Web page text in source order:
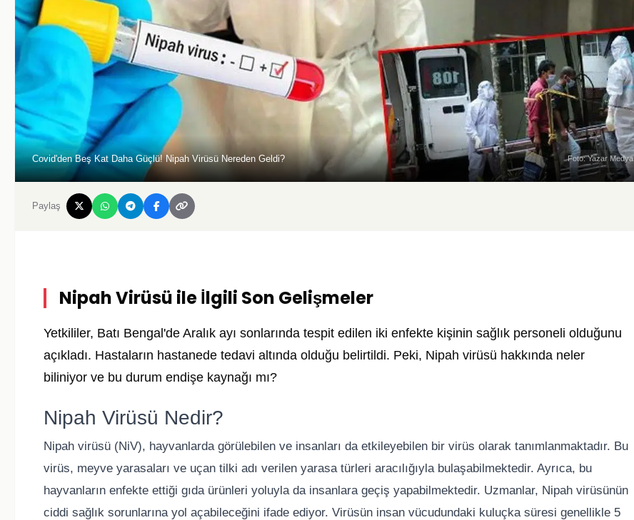
Covid'den Beş Kat Daha Güçlü! Nipah Virüsü Nereden Geldi? Foto: Yazar Medya
Paylaş
Nipah Virüsü ile İlgili Son Gelişmeler
Yetkililer, Batı Bengal'de Aralık ayı sonlarında tespit edilen iki enfekte kişinin sağlık personeli olduğunu
açıkladı. Hastaların hastanede tedavi altında olduğu belirtildi. Peki, Nipah virüsü hakkında neler
biliniyor ve bu durum endişe kaynağı mı?
Nipah Virüsü Nedir?
Nipah virüsü (NiV), hayvanlarda görülebilen ve insanları da etkileyebilen bir virüs olarak tanımlanmaktadır. Bu
virüs, meyve yarasaları ve uçan tilki adı verilen yarasa türleri aracılığıyla bulaşabilmektedir. Ayrıca, bu
hayvanların enfekte ettiği gıda ürünleri yoluyla da insanlara geçiş yapabilmektedir. Uzmanlar, Nipah virüsünün
ciddi sağlık sorunlarına yol açabileceğini ifade ediyor. Virüsün insan vücudundaki kuluçka süresi genellikle 5